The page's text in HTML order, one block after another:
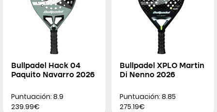
Bullpadel Hack 04
Paquito Navarro 2026
Puntuación: 8.9
239.99€
Bullpadel XPLO Martin
Di Nenno 2026
Puntuación: 8.85
275.19€